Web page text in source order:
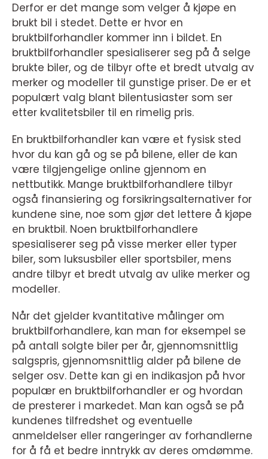
Derfor er det mange som velger å kjøpe en
brukt bil i stedet. Dette er hvor en
bruktbilforhandler kommer inn i bildet. En
bruktbilforhandler spesialiserer seg på å selge
brukte biler, og de tilbyr ofte et bredt utvalg av
merker og modeller til gunstige priser. De er et
populært valg blant bilentusiaster som ser
etter kvalitetsbiler til en rimelig pris.
En bruktbilforhandler kan være et fysisk sted
hvor du kan gå og se på bilene, eller de kan
være tilgjengelige online gjennom en
nettbutikk. Mange bruktbilforhandlere tilbyr
også finansiering og forsikringsalternativer for
kundene sine, noe som gjør det lettere å kjøpe
en bruktbil. Noen bruktbilforhandlere
spesialiserer seg på visse merker eller typer
biler, som luksusbiler eller sportsbiler, mens
andre tilbyr et bredt utvalg av ulike merker og
modeller.
Når det gjelder kvantitative målinger om
bruktbilforhandlere, kan man for eksempel se
på antall solgte biler per år, gjennomsnittlig
salgspris, gjennomsnittlig alder på bilene de
selger osv. Dette kan gi en indikasjon på hvor
populær en bruktbilforhandler er og hvordan
de presterer i markedet. Man kan også se på
kundenes tilfredshet og eventuelle
anmeldelser eller rangeringer av forhandlerne
for å få et bedre inntrykk av deres omdømme.